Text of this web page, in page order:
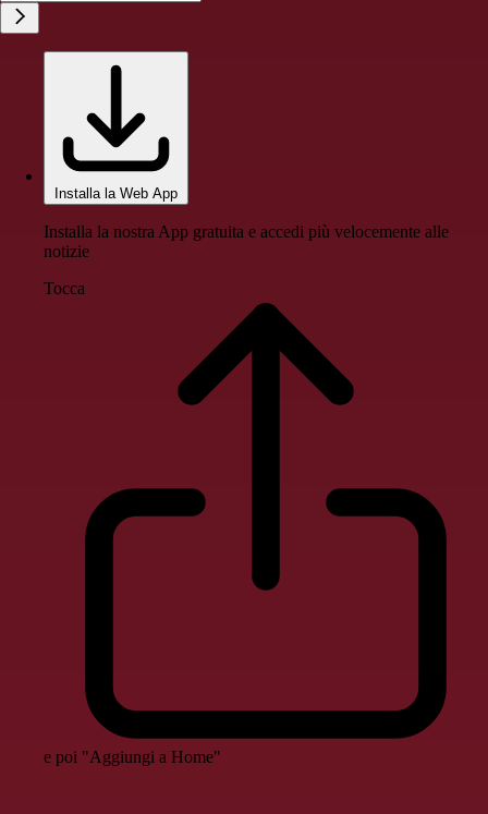
Installa la Web App
Installa la nostra App gratuita e accedi più velocemente alle
notizie
Tocca
e poi "Aggiungi a Home"